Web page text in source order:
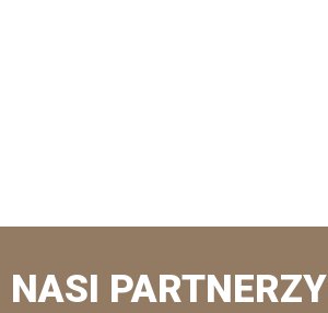
NASI PARTNERZY